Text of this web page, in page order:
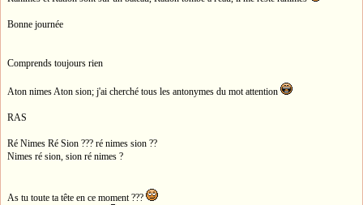
Bonne journée
Comprends toujours rien
Aton nimes Aton sion; j'ai cherché tous les antonymes du mot attention
RAS
Ré Nimes Ré Sion ??? ré nimes sion ??
Nimes ré sion, sion ré nimes ?
As tu toute ta tête en ce moment ???